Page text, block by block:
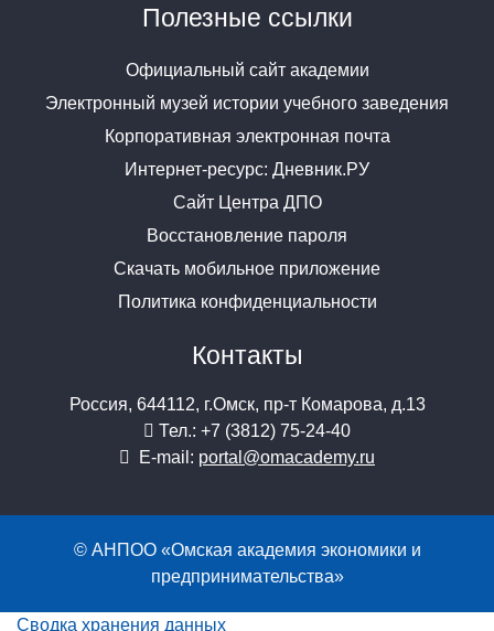
Полезные ссылки
Официальный сайт академии
Электронный музей истории учебного заведения
Корпоративная электронная почта
Интернет-ресурс: Дневник.РУ
Сайт Центра ДПО
Восстановление пароля
Скачать мобильное приложение
Политика конфиденциальности
Контакты
Россия, 644112, г.Омск, пр-т Комарова, д.13
Тел.: +7 (3812) 75-24-40
E-mail: portal@omacademy.ru
© АНПОО «Омская академия экономики и
предпринимательства»
Сводка хранения данных